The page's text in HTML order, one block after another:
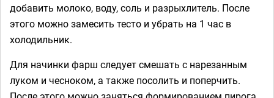
добавить молоко, воду, соль и разрыхлитель. После
этого можно замесить тесто и убрать на 1 час в
холодильник.
Для начинки фарш следует смешать с нарезанным
луком и чесноком, а также посолить и поперчить.